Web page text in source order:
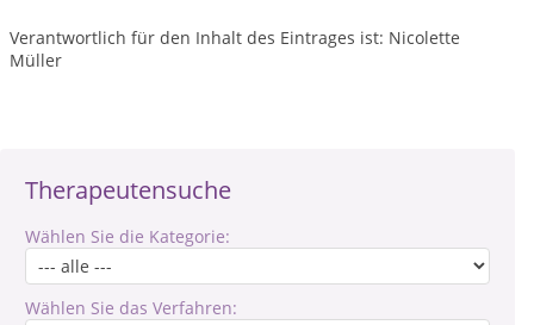
Therapeutensuche
Wählen Sie die Kategorie:
Wählen Sie das Verfahren:
Verantwortlich für den Inhalt des Eintrages ist: Nicolette
Müller